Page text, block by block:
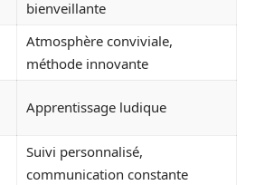
bienveillante
Atmosphère conviviale,
méthode innovante
Apprentissage ludique
Suivi personnalisé,
communication constante